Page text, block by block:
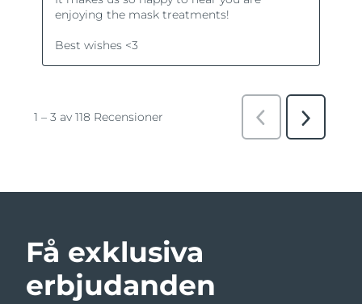
Få exklusiva
erbjudanden